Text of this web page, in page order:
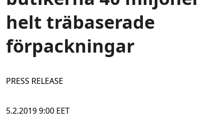
helt träbaserade
förpackningar
PRESS RELEASE
5.2.2019 9:00 EET